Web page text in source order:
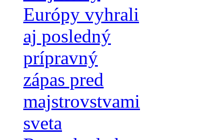
Európy vyhrali
aj posledný
prípravný
zápas pred
majstrovstvami
sveta